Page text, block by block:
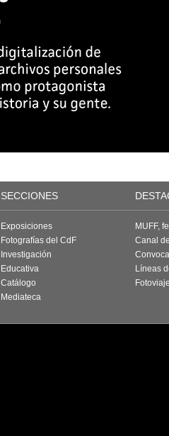
SECCIONES
Exposiciones
Fotografías del CdF
Investigación
Educativa
Catálogo
Mediateca
MUFF,
Canal
Líneas